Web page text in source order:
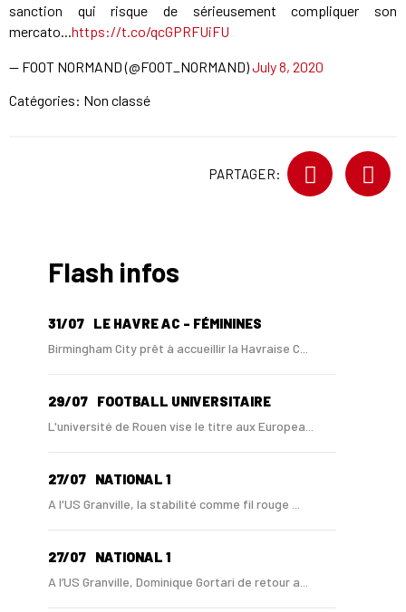
sanction qui risque de sérieusement compliquer son
mercato...https://t.co/qcGPRFUiFU
— FOOT NORMAND (@FOOT_NORMAND)July 8, 2020
Catégories: Non classé
PARTAGER:
Flash infos
31/07 LE HAVRE AC - FÉMININES
Birmingham City prêt à accueillir la Havraise C...
29/07 FOOTBALL UNIVERSITAIRE
L'université de Rouen vise le titre aux Europea...
27/07 NATIONAL 1
A l'US Granville, la stabilité comme fil rouge ...
27/07 NATIONAL 1
A l’US Granville, Dominique Gortari de retour a...